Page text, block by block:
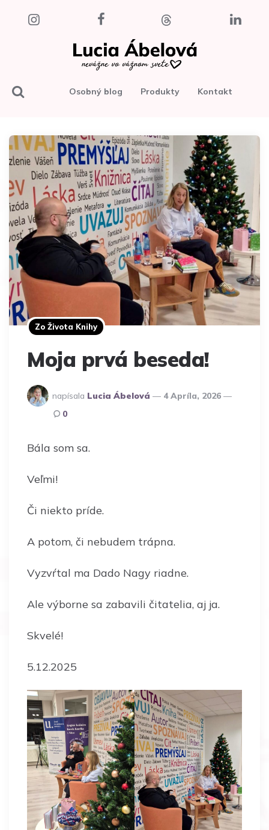
Osobný blog Produkty Kontakt
Zo Života Knihy
Moja prvá beseda!
napísala Lucia Ábelová
4 Apríla, 2026
0
Bála som sa.
Veľmi!
Či niekto príde.
A potom, či nebudem trápna.
Vyzvŕtal ma Dado Nagy riadne.
Ale výborne sa zabavili čitatelia, aj ja.
Skvelé!
5.12.2025